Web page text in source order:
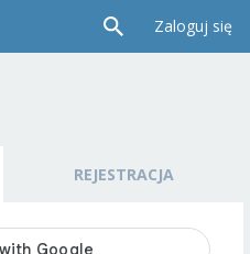
Zaloguj się
REJESTRACJA